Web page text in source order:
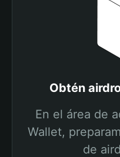
Obtén
En el área de
Wallet,
de